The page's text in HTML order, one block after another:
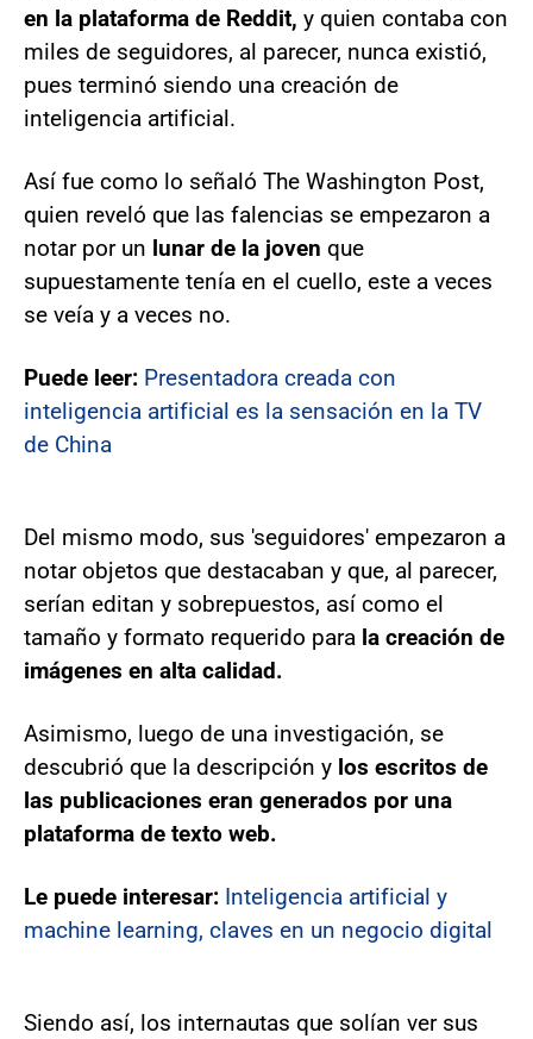
en la plataforma de Reddit, y quien contaba con
miles de seguidores, al parecer, nunca existió,
pues terminó siendo una creación de
inteligencia artificial.
Así fue como lo señaló The Washington Post,
quien reveló que las falencias se empezaron a
notar por un lunar de la joven que
supuestamente tenía en el cuello, este a veces
se veía y a veces no.
Puede leer: Presentadora creada con
inteligencia artificial es la sensación en la TV
de China
Del mismo modo, sus 'seguidores' empezaron a
notar objetos que destacaban y que, al parecer,
serían editan y sobrepuestos, así como el
tamaño y formato requerido para la creación de
imágenes en alta calidad.
Asimismo, luego de una investigación, se
descubrió que la descripción y los escritos de
las publicaciones eran generados por una
plataforma de texto web.
Le puede interesar: Inteligencia artificial y
machine learning, claves en un negocio digital
Siendo así, los internautas que solían ver sus